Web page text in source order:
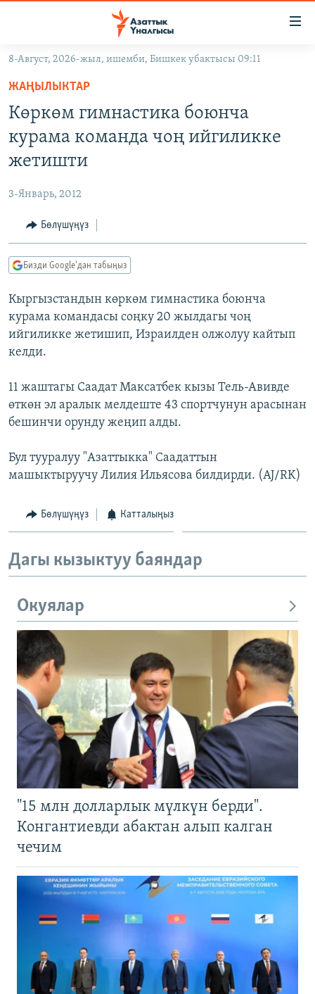
Навигацияга
өтүңүз
Издөөгө
салыңызКЫРГЫЗСТАН
МАДАНИЯТ
ДҮЙНӨ
УКРАИНА
ТВ ПРОГРАММАЛАР
БҮГҮН АЗАТТЫКТА
ДАНИСТЕ
АЗАТТЫК+
ПОДКАСТ
ОНЛАЙН ШЕРИНЕ
ЭЕ/АРнун бардык сайттары
8-Август, 2026-жыл, ишемби, Бишкек убактысы 09:11
ЖАҢЫЛЫКТАР
Көркөм гимнастика боюнча
курама команда чоң ийгиликке
жетишти
3-Январь, 2012
Бөлүшүңүз
Бизди Google'дан табыңыз
Кыргызстандын көркөм гимнастика боюнча
курама командасы соңку 20 жылдагы чоң
ийгиликке жетишип, Израилден олжолуу кайтып
келди.
11 жаштагы Саадат Максатбек кызы Тель-Авивде
өткөн эл аралык мелдеште 43 спортчунун арасынан
бешинчи орунду жеңип алды.
Бул тууралуу "Азаттыкка" Саадаттын
машыктыруучу Лилия Ильясова билдирди. (AJ/RK)
Бөлүшүңүз Катталыңыз
Дагы кызыктуу баяндар
Окуялар
"15 млн долларлык мүлкүн берди".
Конгантиевди абактан алып калган
чечим